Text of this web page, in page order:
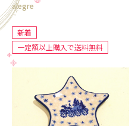
alegre
新着
一定額以上購入で送料無料